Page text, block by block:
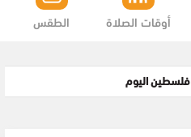
الطقس أوقات الصلاة
فلسطين اليوم